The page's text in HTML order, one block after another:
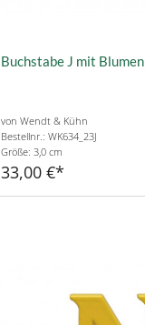
Buchstabe J mit Blumen
von Wendt & Kühn
Bestellnr.: WK634_23J
Größe: 3,0 cm
33,00 €